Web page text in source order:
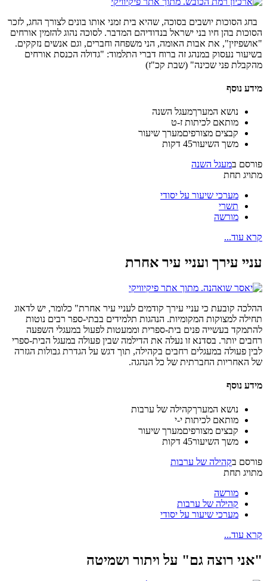
בחג הסוכות יושבים בסוכה, שהיא בית זמני אותו בונים לצורך החג, לזכר
הסוכות בהן חיו בני ישראל בנדודיהם המדבר. לסוכה נהוג להזמין אורחים
"אושפיזין", את אבות האומה, הני משפחה וחברים, וגם אנשים נזקקים.
בשיעור נעסוק במנהג זה ברוח דברי התלמוד: "גדולה הכנסת אורחים
מהקבלת פני שכינה" (שבת קכ"ז)
מידע נוסף
נושא המערךמעגל השנה
מותאם לכיתות ז-ט
קבצים מצורפיםמערך שיעור
משך השיעור45 דקות
פורסם במעגל השנה
מתויג תחת
מערכי שיעור על יסודי
תשרי
מורשה
קרא עוד...
עניי עירך ועניי עיר אחרת
ההלכה קובעת כי עניי עירך קודמים לעניי עיר אחרת" כלומר, יש לדאוג
תחילה למצוקות המקומיות. הנהגות תלמידים בבתי-ספר רבים נוטות
להתמקד בעשייה פנים בית-ספרית וממעטות לפעול במעגלי השפעה
רחבים יותר. בסדנא זו נעלה את הדילמה שבין פעולה במעגל הבית-ספרי
לבין פעולה במעגלים רחבים בקהילה, תוך דגש על הגדרת גבולות הגזרה
של האחריות החברתית של כל הנהגה.
מידע נוסף
נושא המערךקהילה של ערבות
מותאם לכיתות י-י
קבצים מצורפיםמערך שיעור
משך השיעור45 דקות
פורסם בקהילה של ערבות
מתויג תחת
מורשה
קהילה של ערבות
מערכי שיעור על יסודי
קרא עוד...
"אני רוצה גם" על ויתור ושמיטה